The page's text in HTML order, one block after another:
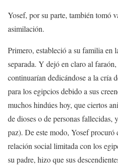
Yosef, por su parte, también tomó
asimilación.
Primero, estableció a su familia en
separada. Y dejó en claro al
continuarían dedicándose a la cría
para los egipcios debido a sus
muchos hindúes hoy, que ciertos
de dioses o de personas fallecidas,
paz). De este modo, Yosef
relación social limitada con los
su padre, hizo que sus